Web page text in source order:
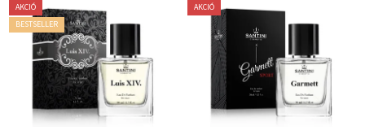
AKCIÓ
BESTSELLER
AKCIÓ